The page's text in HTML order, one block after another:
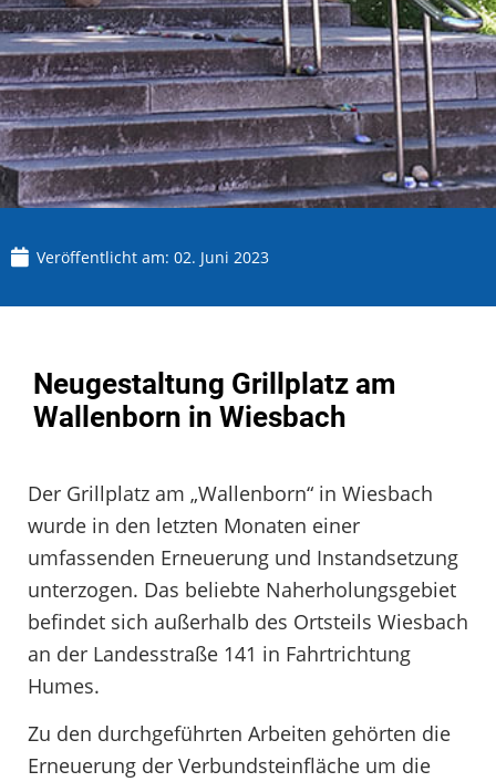
Veröffentlicht am: 02. Juni 2023
Neugestaltung Grillplatz am
Wallenborn in Wiesbach
Der Grillplatz am „Wallenborn“ in Wiesbach
wurde in den letzten Monaten einer
umfassenden Erneuerung und Instandsetzung
unterzogen. Das beliebte Naherholungsgebiet
befindet sich außerhalb des Ortsteils Wiesbach
an der Landesstraße 141 in Fahrtrichtung
Humes.
Zu den durchgeführten Arbeiten gehörten die
Erneuerung der Verbundsteinfläche um die